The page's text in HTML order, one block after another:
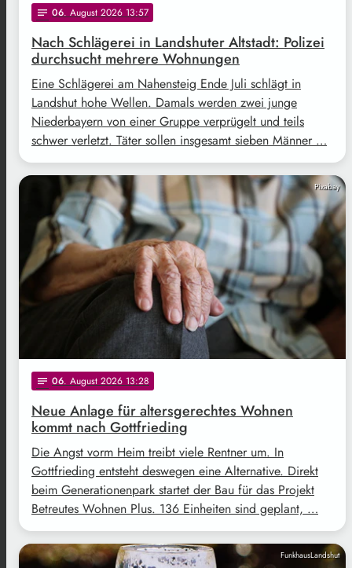
notes 06. August 2026 13:57
Nach Schlägerei in Landshuter Altstadt: Polizei
durchsucht mehrere Wohnungen
Eine Schlägerei am Nahensteig Ende Juli schlägt in
Landshut hohe Wellen. Damals werden zwei junge
Niederbayern von einer Gruppe verprügelt und teils
schwer verletzt. Täter sollen insgesamt sieben Männer …
Pixabay
notes 06. August 2026 13:28
Neue Anlage für altersgerechtes Wohnen
kommt nach Gottfrieding
Die Angst vorm Heim treibt viele Rentner um. In
Gottfrieding entsteht deswegen eine Alternative. Direkt
beim Generationenpark startet der Bau für das Projekt
Betreutes Wohnen Plus. 136 Einheiten sind geplant, …
FunkhausLandshut